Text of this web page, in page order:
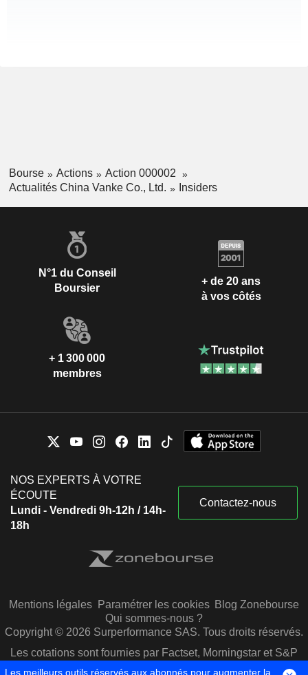
Bourse Actions
Action 000002
Actualités China Vanke Co., Ltd.
Insiders
N°1 du Conseil
Boursier
+ de 20 ans
à vos côtés
+ 1 300 000
membres
NOS EXPERTS À VOTRE
ÉCOUTE
Lundi - Vendredi 9h-12h / 14h-
18h
Contactez-nous
Mentions légales Paramétrer les cookies Blog Zonebourse
Qui sommes-nous ?
Copyright © 2026 Surperformance SAS. Tous droits réservés.
Les cotations sont fournies par Factset, Morningstar et S&P
Capital IQ
Les meilleurs outils réservés aux abonnés pour augmenter la